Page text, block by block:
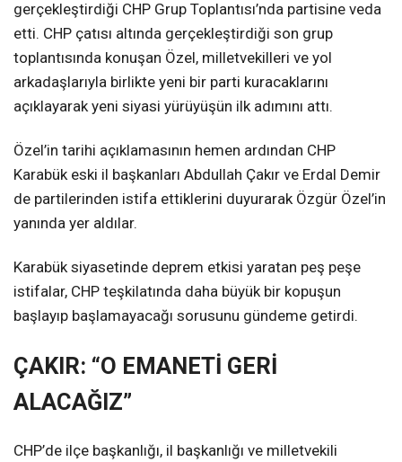
gerçekleştirdiği CHP Grup Toplantısı’nda partisine veda
etti. CHP çatısı altında gerçekleştirdiği son grup
toplantısında konuşan Özel, milletvekilleri ve yol
arkadaşlarıyla birlikte yeni bir parti kuracaklarını
açıklayarak yeni siyasi yürüyüşün ilk adımını attı.
Özel’in tarihi açıklamasının hemen ardından CHP
Karabük eski il başkanları Abdullah Çakır ve Erdal Demir
de partilerinden istifa ettiklerini duyurarak Özgür Özel’in
yanında yer aldılar.
Karabük siyasetinde deprem etkisi yaratan peş peşe
istifalar, CHP teşkilatında daha büyük bir kopuşun
başlayıp başlamayacağı sorusunu gündeme getirdi.
ÇAKIR: “O EMANETİ GERİ
ALACAĞIZ”
CHP’de ilçe başkanlığı, il başkanlığı ve milletvekili